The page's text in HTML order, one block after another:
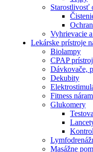
Starostlivosť
Vyhrievacie
Lekárske prístroje
Biolampy
CPAP
Dávkovače,
Dekubity
Fitness
Glukomery
Masážne